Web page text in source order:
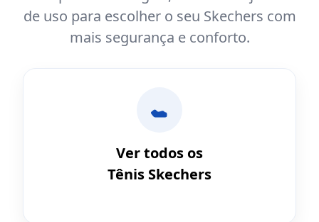
de uso para escolher o seu Skechers com
mais segurança e conforto.
Ver todos os
Tênis Skechers